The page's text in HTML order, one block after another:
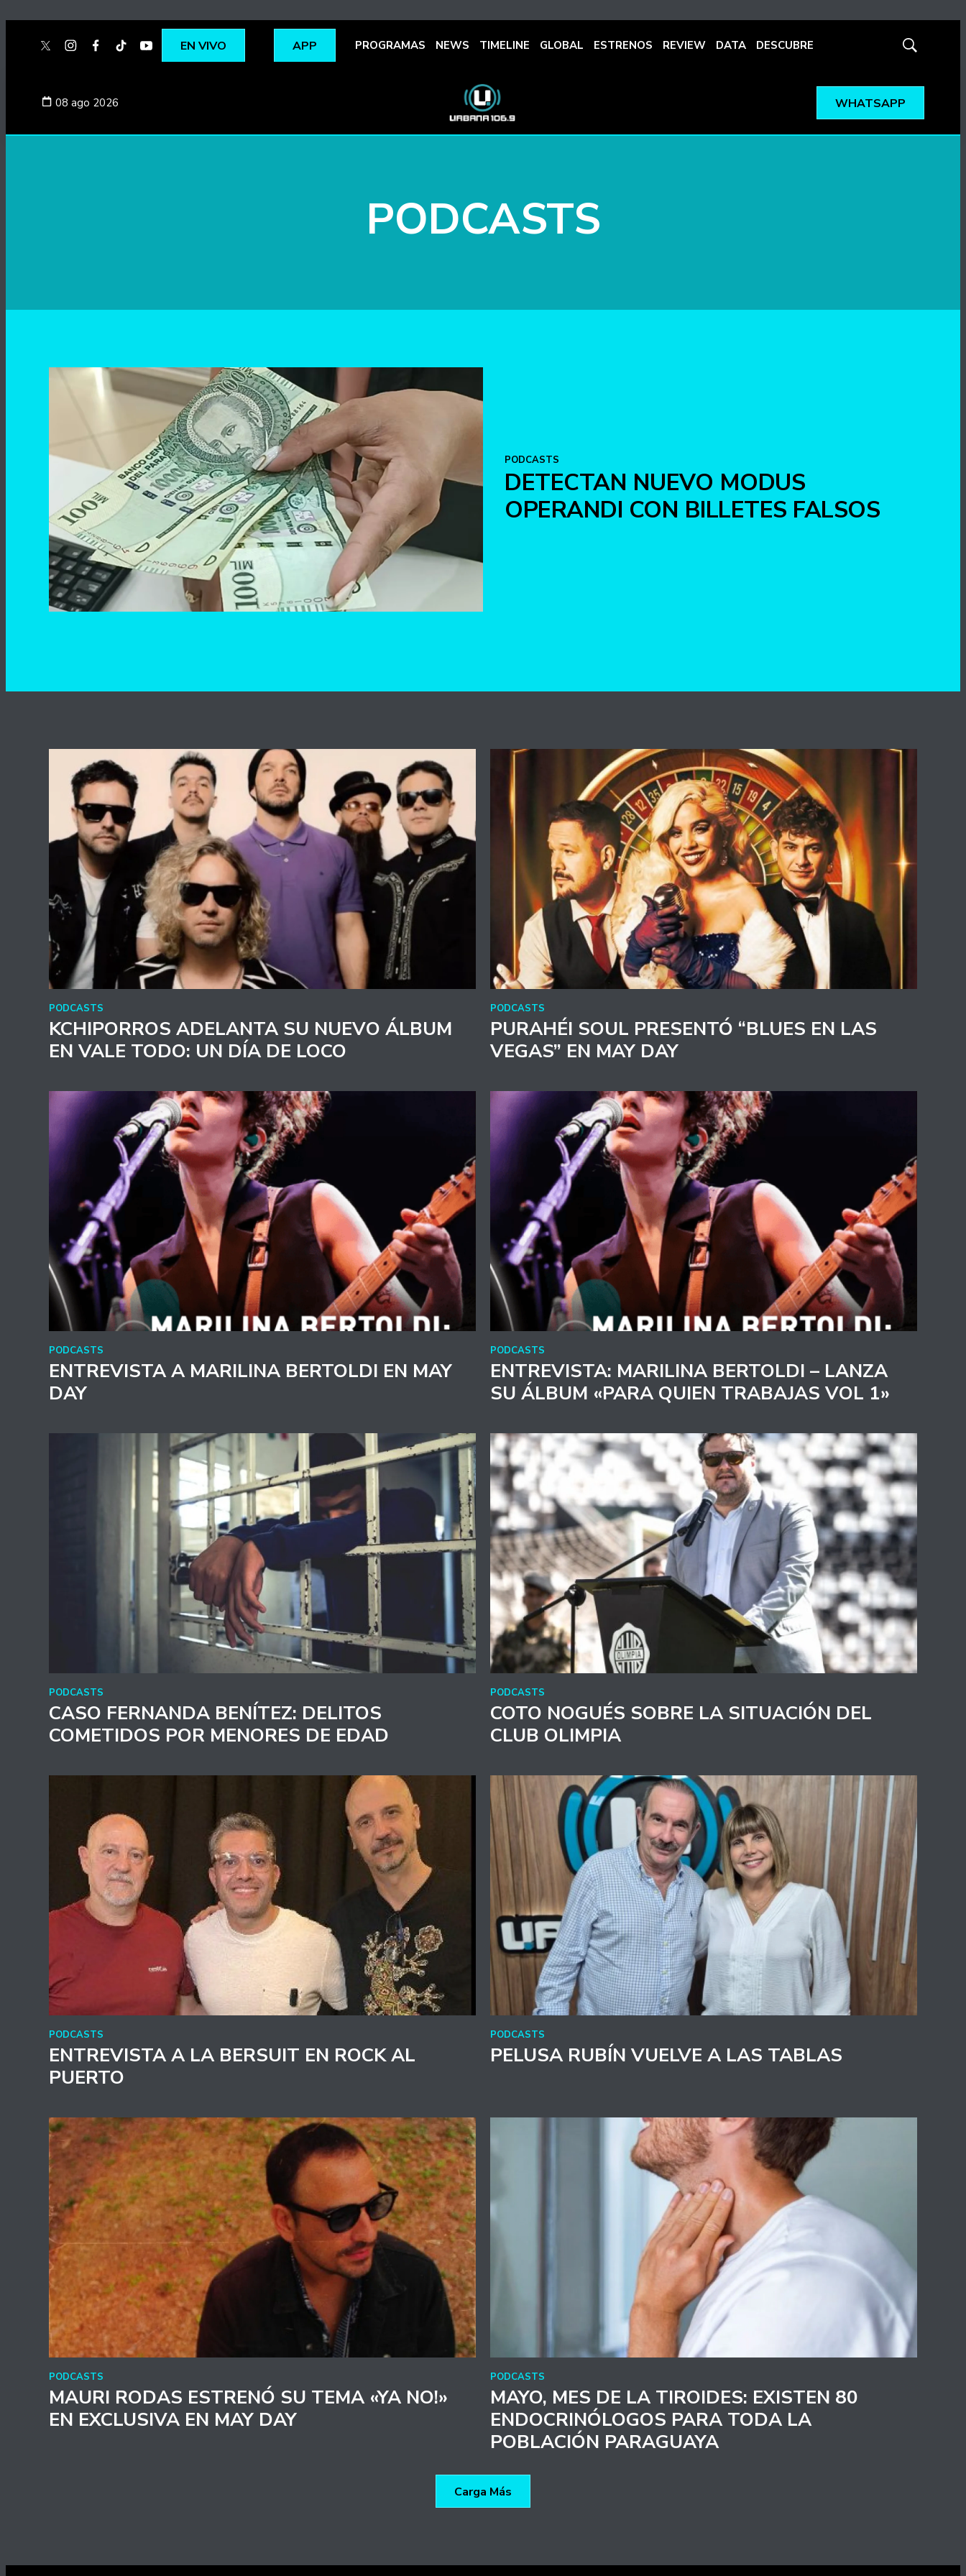
twitterinstagram
facebook
tiktokyoutubespotify
EN VIVO APP PROGRAMAS NEWS TIMELINE GLOBAL ESTRENOS REVIEW DATA DESCUBRE
Mostrar
08 ago 2026 WHATSAPP
PODCASTS
PODCASTS
DETECTAN NUEVO MODUS
OPERANDI CON BILLETES FALSOS
PODCASTS
KCHIPORROS ADELANTA SU NUEVO ÁLBUM
EN VALE TODO: UN DÍA DE LOCO
PODCASTS
PURAHÉI SOUL PRESENTÓ “BLUES EN LAS
VEGAS” EN MAY DAY
PODCASTS
ENTREVISTA A MARILINA BERTOLDI EN MAY
DAY
PODCASTS
ENTREVISTA: MARILINA BERTOLDI – LANZA
SU ÁLBUM «PARA QUIEN TRABAJAS VOL 1»
PODCASTS
CASO FERNANDA BENÍTEZ: DELITOS
COMETIDOS POR MENORES DE EDAD
PODCASTS
COTO NOGUÉS SOBRE LA SITUACIÓN DEL
CLUB OLIMPIA
PODCASTS
ENTREVISTA A LA BERSUIT EN ROCK AL
PUERTO
PODCASTS
PELUSA RUBÍN VUELVE A LAS TABLAS
PODCASTS
MAURI RODAS ESTRENÓ SU TEMA «YA NO!»
EN EXCLUSIVA EN MAY DAY
PODCASTS
MAYO, MES DE LA TIROIDES: EXISTEN 80
ENDOCRINÓLOGOS PARA TODA LA
POBLACIÓN PARAGUAYA
Carga Más